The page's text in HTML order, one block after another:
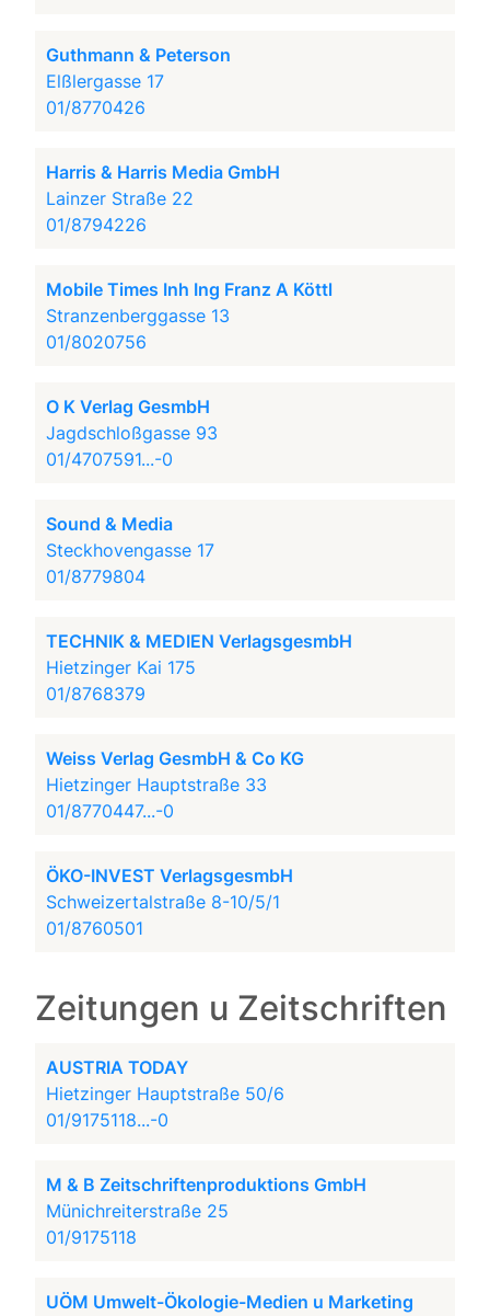
Guthmann & Peterson
Elßlergasse 17
01/8770426
Harris & Harris Media GmbH
Lainzer Straße 22
01/8794226
Mobile Times Inh Ing Franz A Köttl
Stranzenberggasse 13
01/8020756
O K Verlag GesmbH
Jagdschloßgasse 93
01/4707591...-0
Sound & Media
Steckhovengasse 17
01/8779804
TECHNIK & MEDIEN VerlagsgesmbH
Hietzinger Kai 175
01/8768379
Weiss Verlag GesmbH & Co KG
Hietzinger Hauptstraße 33
01/8770447...-0
ÖKO-INVEST VerlagsgesmbH
Schweizertalstraße 8-10/5/1
01/8760501
Zeitungen u Zeitschriften
AUSTRIA TODAY
Hietzinger Hauptstraße 50/6
01/9175118...-0
M & B Zeitschriftenproduktions GmbH
Münichreiterstraße 25
01/9175118
UÖM Umwelt-Ökologie-Medien u Marketing